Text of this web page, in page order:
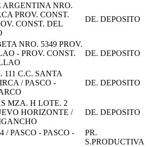
ARGENTINA NRO.
PROV. CONST.
CONST. DEL
DE. DEPOSITO
NRO. 5349 PROV.
- PROV. CONST.
DE. DEPOSITO
C.C. SANTA
/ PASCO -
DE. DEPOSITO
MZA. H LOTE. 2
HORIZONTE /
DE. DEPOSITO
/ PASCO - PASCO -
PR.
S.PRODUCTIVA